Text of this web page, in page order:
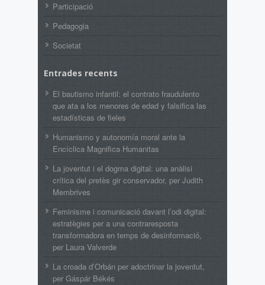
Participació
Pedagogia
Societat
Entrades recents
El bautismo infantil: el contrato fraudulento
que ata a los menores de edad y falsifica las
estadísticas de fieles
Humanismo y autonomía moral ante la
Encíclica Magnifica Humanitas
La joventut i el dogma digital: una anàlisi
crítica del pretès gir conservador, per Judith
Membrives
Feminisme i comunicació davant l’odi digital:
estratègies per a una contraresposta
transformadora en temps de desinformació,
per Laura Valverde
La croada d’Orbán per adoctrinar la joventut,
per Gáspár Békés